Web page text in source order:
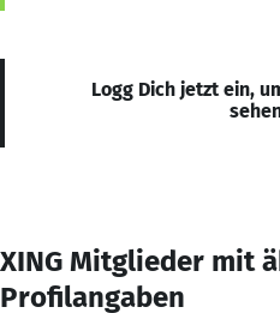
Logg Dich jetzt ein,
XING Mitglieder mit
Profilangaben